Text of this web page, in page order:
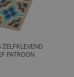
ZELFKLEVEND
PATROON